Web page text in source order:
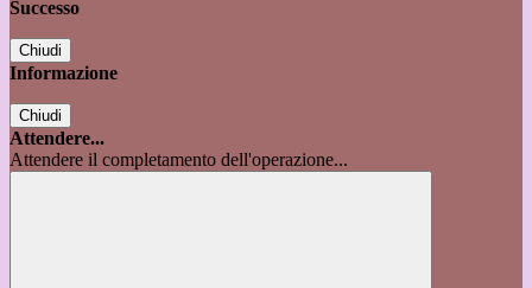
Successo
Chiudi
Informazione
Chiudi
Attendere...
Attendere il completamento dell'operazione...